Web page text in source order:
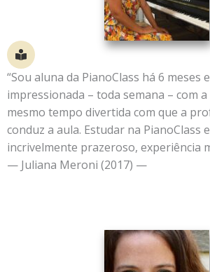
“Sou aluna da PianoClass há 6 meses
impressionada – toda semana – com
mesmo tempo divertida com que a
conduz a aula. Estudar na PianoClass
incrivelmente prazeroso, experiência
— Juliana Meroni (2017) —